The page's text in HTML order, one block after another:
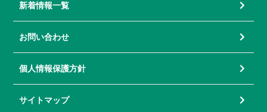
新着情報一覧
お問い合わせ
個人情報保護方針
サイトマップ